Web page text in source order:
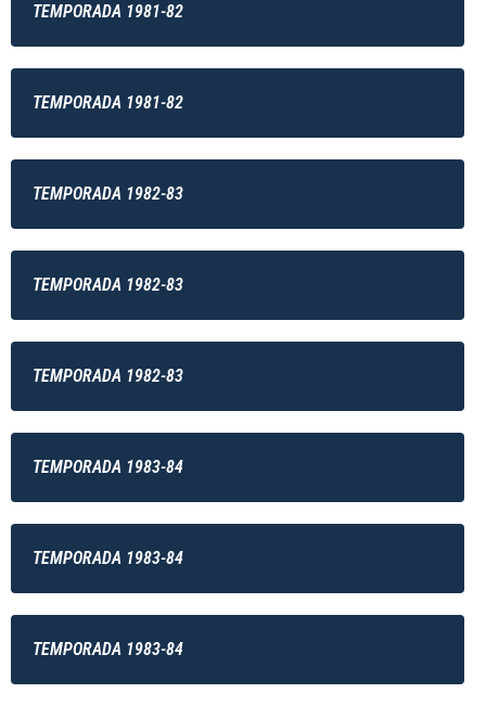
TEMPORADA 1981-82
TEMPORADA 1981-82
TEMPORADA 1982-83
TEMPORADA 1982-83
TEMPORADA 1982-83
TEMPORADA 1983-84
TEMPORADA 1983-84
TEMPORADA 1983-84